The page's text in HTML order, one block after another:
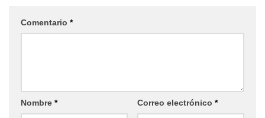
Comentario *
Nombre * Correo electrónico *